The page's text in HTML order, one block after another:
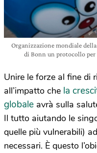
Organizzazione mondiale
di Bonn un protocollo
Unire le forze al fine di
all’impatto che la
globale avrà sulla
Il tutto aiutando le
quelle più vulnerabili)
necessari. È questo